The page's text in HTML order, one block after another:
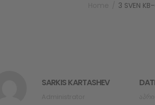
3 SVEN
SARKIS KARTASHEV